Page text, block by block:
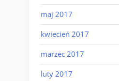
maj 2017
kwiecień 2017
marzec 2017
luty 2017